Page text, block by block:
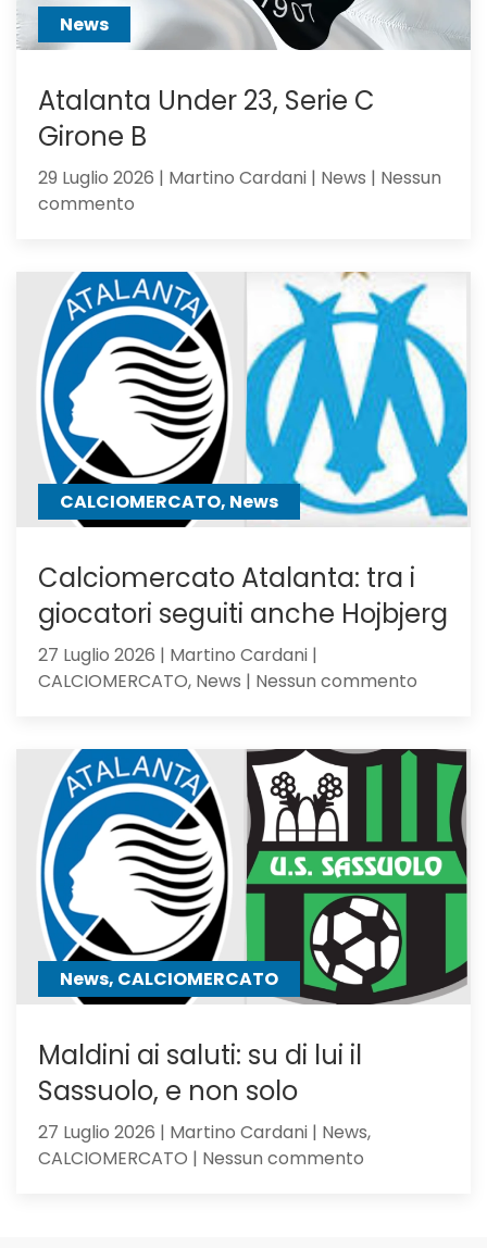
News
Atalanta Under 23, Serie C
Girone B
29 Luglio 2026 | Martino Cardani | News | Nessun
commento
23,
Serie
C
Girone
B
CALCIOMERCATO, News
Calciomercato Atalanta: tra i
giocatori seguiti anche Hojbjerg
27 Luglio 2026 | Martino Cardani |
CALCIOMERCATO, News | Nessun commento
tra
seguiti
anche
Hojbjerg
News, CALCIOMERCATO
Maldini ai saluti: su di lui il
Sassuolo, e non solo
27 Luglio 2026 | Martino Cardani | News,
CALCIOMERCATO | Nessun commento